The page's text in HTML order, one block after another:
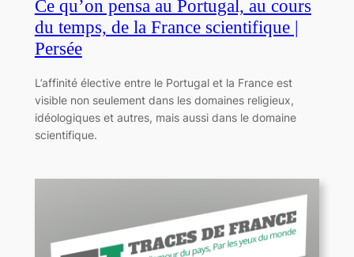
Ce qu’on pensa au Portugal, au cours
du temps, de la France scientifique |
Persée
L’affinité élective entre le Portugal et la France est
visible non seulement dans les domaines religieux,
idéologiques et autres, mais aussi dans le domaine
scientifique.